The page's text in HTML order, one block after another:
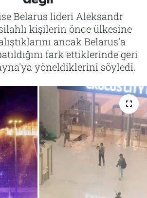
Belarus lideri Aleksandr
kişilerin önce ülkesine
ancak Belarus'a
fark ettiklerinde geri
yöneldiklerini söyledi.